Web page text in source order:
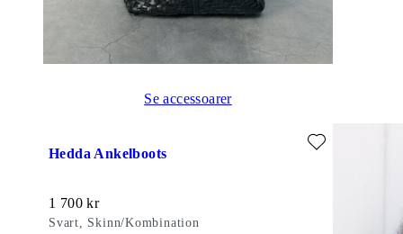
Se accessoarer
Hedda Ankelboots
Pris:
1 700kr
Svart, Skinn/Kombination
Lägg till favorit: HEDDA ANKELBOOTS (Svart, Skinn/